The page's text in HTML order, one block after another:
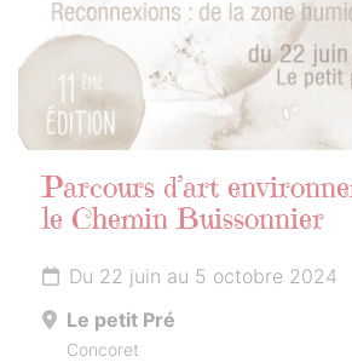
Parcours d’art
le Chemin Buissonnier
Du 22 juin au 5 octobre 2024
Le petit Pré
Concoret